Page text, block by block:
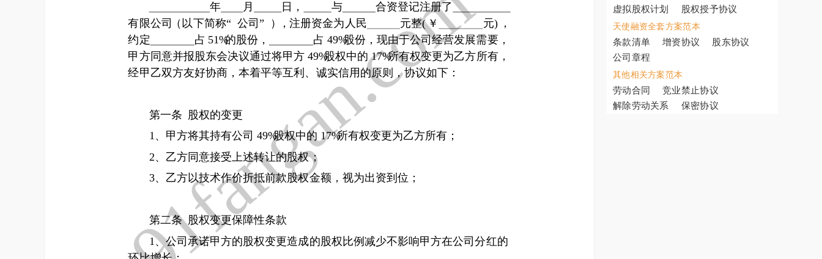
虚拟股权计划
股权授予协议
天使融资全套方案范本
条款清单 增资协议
股东协议
公司章程
其他相关方案范本
劳动合同
竞业禁止协议
解除劳动关系
保密协议